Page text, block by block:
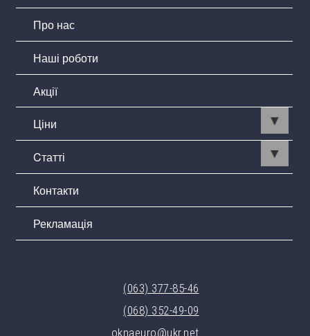
Про нас
Наші роботи
Акції
Ціни
Cтатті
Контакти
Рекламація
(063) 377-85-46
(068) 352-49-09
oknaeuro@ukr.net